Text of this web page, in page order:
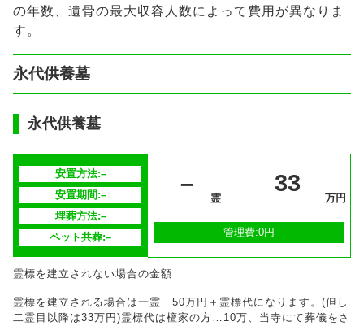
の年数、遺骨の最大収容人数によって費用が異なりま
す。
永代供養墓
永代供養墓
安置方法:–
安置期間:–
埋葬方法:–
ペット共葬:–
–
霊
33
万円
管理費:0円
霊標を建立されない場合の金額
霊標を建立される場合は一霊 50万円＋霊標代になります。(但し
二霊目以降は33万円)霊標代は檀家の方…10万、当寺にて葬儀をさ